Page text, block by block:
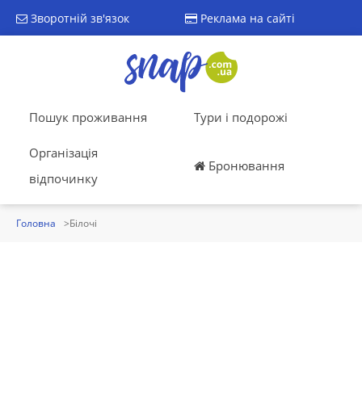
Зворотній зв'язок Реклама на сайті
Пошук проживання Тури і подорожі
Організація
відпочинку
Бронювання
Головна Білочі